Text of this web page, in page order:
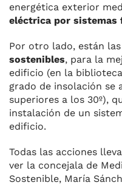
energética exterior
eléctrica por sistemas
Por otro lado, están las
sostenibles, para la
edificio (en la
grado de insolación se
superiores a los 30º),
instalación de un
edificio.
Todas las acciones
ver la concejala de
Sostenible, María